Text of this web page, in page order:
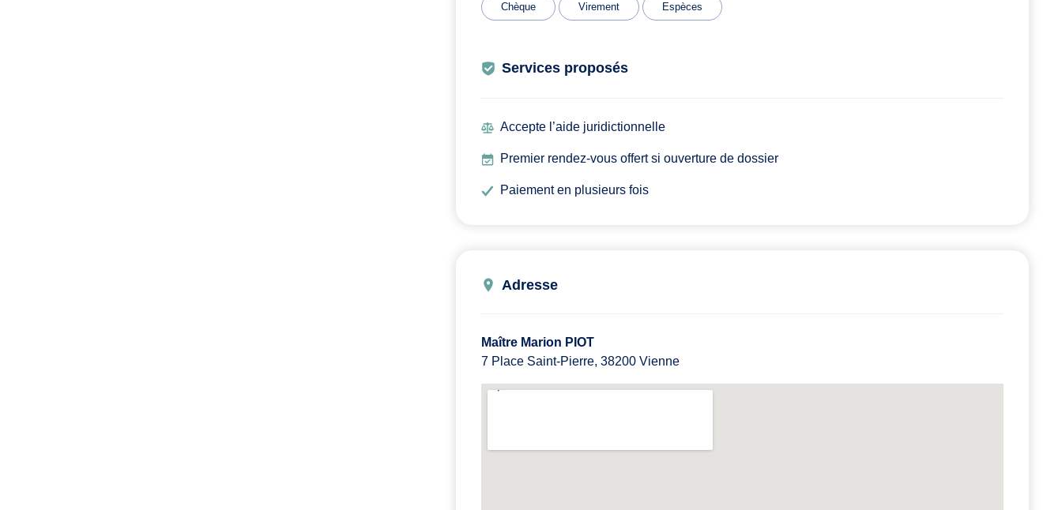
Chèque Virement Espèces
Services proposés
Accepte l’aide juridictionnelle
Premier rendez-vous offert si ouverture de dossier
Paiement en plusieurs fois
Adresse
Maître Marion PIOT
7 Place Saint-Pierre, 38200 Vienne